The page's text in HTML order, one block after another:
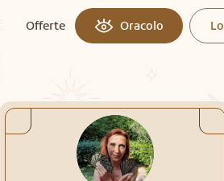
Offerte Oracolo